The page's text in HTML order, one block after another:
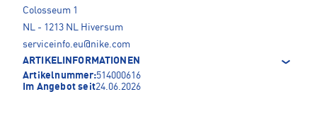
Colosseum 1
NL - 1213 NL Hiversum
serviceinfo.eu@nike.com
ARTIKELINFORMATIONEN
Artikelnummer:514000616
Im Angebot seit24.06.2026